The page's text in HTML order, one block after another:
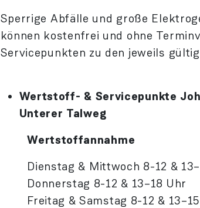
Sperrige Abfälle und große
können kostenfrei und ohne
Servicepunkten zu den jeweils
Wertstoff- & Servicepunkte
Unterer Talweg
Wertstoffannahme
Dienstag & Mittwoch 8-12 &
Donnerstag 8-12 & 13–18 Uhr
Freitag & Samstag 8-12 &